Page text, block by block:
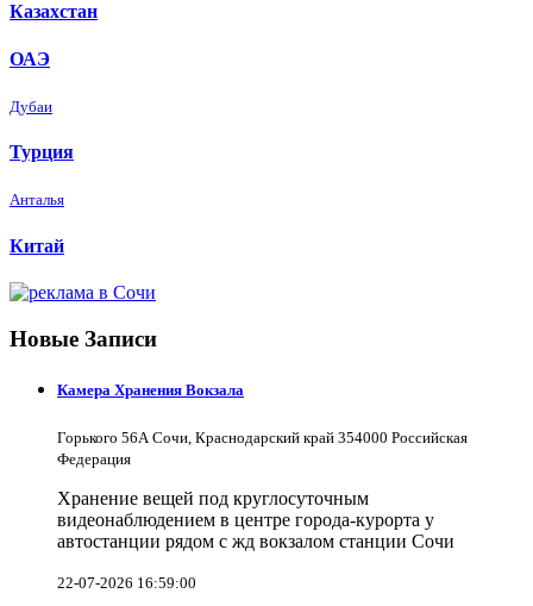
Казахстан
ОАЭ
Дубаи
Турция
Анталья
Китай
Новые Записи
Камера Хранения Вокзала
Горького 56А Сочи, Краснодарский край 354000 Российская
Федерация
Хранение вещей под круглосуточным
видеонаблюдением в центре города-курорта у
автостанции рядом с жд вокзалом станции Сочи
22-07-2026 16:59:00